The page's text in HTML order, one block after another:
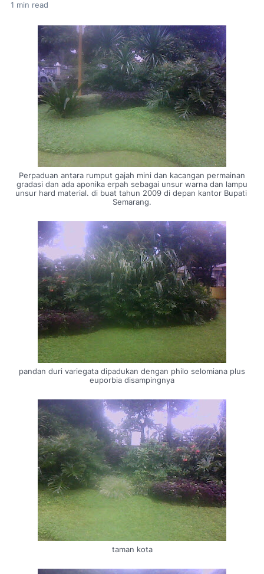
1 min read
Perpaduan antara rumput gajah mini dan kacangan permainan
gradasi dan ada aponika erpah sebagai unsur warna dan lampu
unsur hard material. di buat tahun 2009 di depan kantor Bupati
Semarang.
pandan duri variegata dipadukan dengan philo selomiana plus
euporbia disampingnya
taman kota